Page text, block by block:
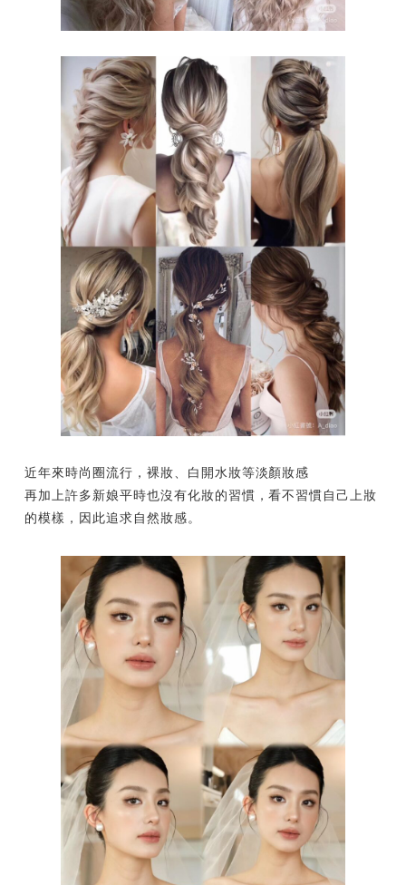
近年來時尚圈流行，裸妝、白開水妝等淡顏妝感
再加上許多新娘平時也沒有化妝的習慣，看不習慣自己上妝
的模樣，因此追求自然妝感。